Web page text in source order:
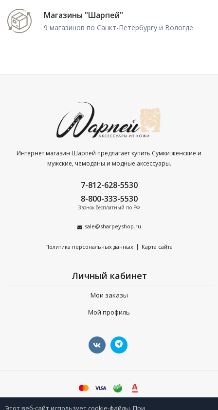
Магазины "Шарпей"
9 магазинов по Санкт-Петербургу и Вологде.
Интернет магазин Шарпей предлагает купить Сумки женские и
мужские, чемоданы и модные аксессуары.
7-812-628-5530
8-800-333-5530
Звонок бесплатный по РФ
sale@sharpeyshop.ru
Политика персональных данных | Карта сайта
Личный кабинет
Мои заказы
Мой профиль
©sharpeyshop.ru
Этот веб-сайт использует cookie-файлы. При